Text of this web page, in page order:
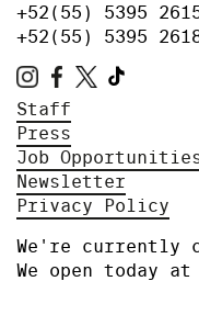
+52(55) 5395
+52(55) 5395
Staff
Press
Job
Newsletter
Privacy Policy
We're currently
We open today at